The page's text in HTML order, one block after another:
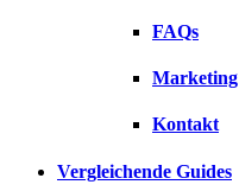
FAQs
Marketing
Kontakt
Vergleichende Guides